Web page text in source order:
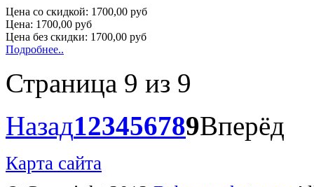
Цена со скидкой: 1700,00 руб
Цена: 1700,00 руб
Цена без скидки: 1700,00 руб
Подробнее..
Страница 9 из 9
Назад123456789Вперёд
Карта сайта